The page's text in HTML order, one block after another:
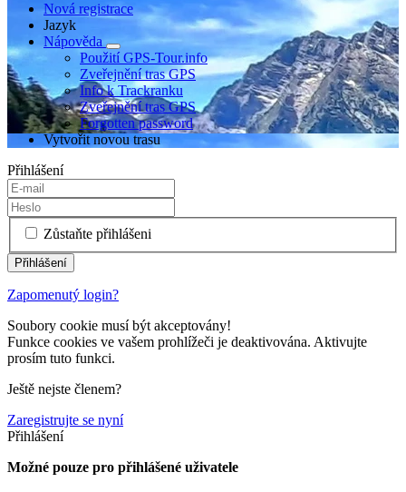
Nová registrace
Jazyk
Nápověda
Použití GPS-Tour.info
Zveřejnění tras GPS
Info k Trackranku
Zveřejnění tras GPS
Forgotten password
Vytvořit novou trasu
Přihlášení
Zůstaňte přihlášeni
Zapomenutý login?
Soubory cookie musí být akceptovány!
Funkce cookies ve vašem prohlížeči je deaktivována. Aktivujte
prosím tuto funkci.
Ještě nejste členem?
Zaregistrujte se nyní
Přihlášení
Možné pouze pro přihlášené uživatele